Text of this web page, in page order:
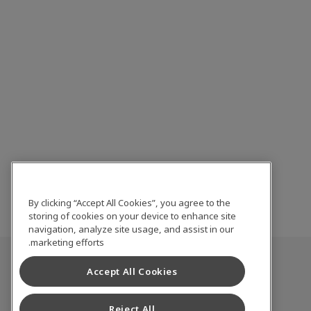
By clicking “Accept All Cookies”, you agree to the
storing of cookies on your device to enhance site
navigation, analyze site usage, and assist in our
marketing efforts.
Accept All Cookies